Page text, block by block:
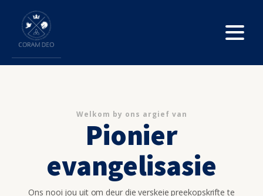
Welkom by ons argief van
Pionier
evangelisasie
Ons nooi jou uit om deur die verskeie preekopskrifte te